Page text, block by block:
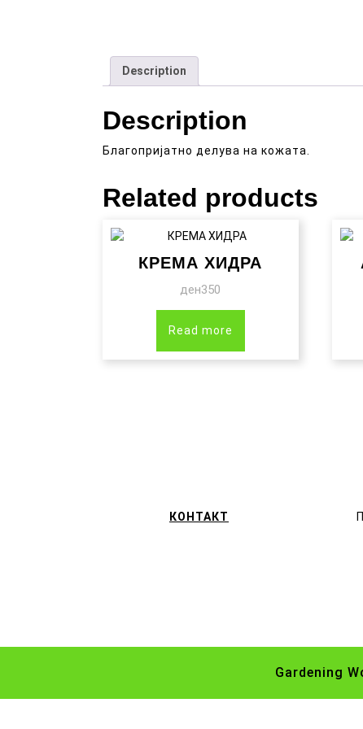
Description
Description
Благопријатно делува на кожата.
Related products
КРЕМА ХИДРА
ден350
Read more
КОНТАКТ
Gardening